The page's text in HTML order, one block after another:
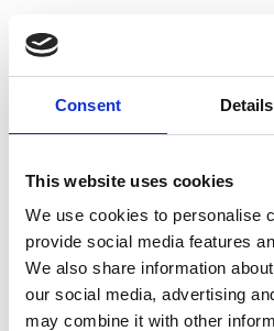
Consent Details
This website uses cookies
We use cookies to personalise
provide social media features
We also share information
our social media, advertising
may combine it with other